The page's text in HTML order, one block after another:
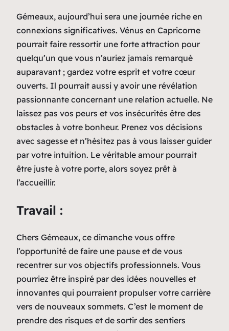
Gémeaux, aujourd’hui sera une journée riche en
connexions significatives. Vénus en Capricorne
pourrait faire ressortir une forte attraction pour
quelqu’un que vous n’auriez jamais remarqué
auparavant ; gardez votre esprit et votre cœur
ouverts. Il pourrait aussi y avoir une révélation
passionnante concernant une relation actuelle. Ne
laissez pas vos peurs et vos insécurités être des
obstacles à votre bonheur. Prenez vos décisions
avec sagesse et n’hésitez pas à vous laisser guider
par votre intuition. Le véritable amour pourrait
être juste à votre porte, alors soyez prêt à
l’accueillir.
Travail :
Chers Gémeaux, ce dimanche vous offre
l’opportunité de faire une pause et de vous
recentrer sur vos objectifs professionnels. Vous
pourriez être inspiré par des idées nouvelles et
innovantes qui pourraient propulser votre carrière
vers de nouveaux sommets. C’est le moment de
prendre des risques et de sortir des sentiers